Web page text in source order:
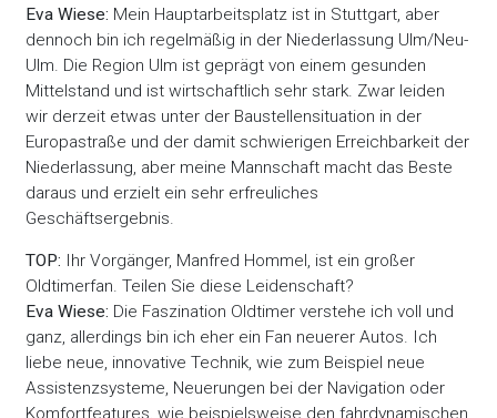
Eva Wiese: Mein Hauptarbeitsplatz ist in Stuttgart, aber
dennoch bin ich regelmäßig in der Niederlassung Ulm/Neu-
Ulm. Die Region Ulm ist geprägt von einem gesunden
Mittelstand und ist wirtschaftlich sehr stark. Zwar leiden
wir derzeit etwas unter der Baustellensituation in der
Europastraße und der damit schwierigen Erreichbarkeit der
Niederlassung, aber meine Mannschaft macht das Beste
daraus und erzielt ein sehr erfreuliches
Geschäftsergebnis.
TOP: Ihr Vorgänger, Manfred Hommel, ist ein großer
Oldtimerfan. Teilen Sie diese Leidenschaft?
Eva Wiese: Die Faszination Oldtimer verstehe ich voll und
ganz, allerdings bin ich eher ein Fan neuerer Autos. Ich
liebe neue, innovative Technik, wie zum Beispiel neue
Assistenzsysteme, Neuerungen bei der Navigation oder
Komfortfeatures, wie beispielsweise den fahrdynamischen